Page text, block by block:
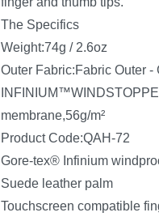
The Specifics
Weight:74g / 2.6oz
Outer Fabric:Fabric Outer
membrane,56g/m²
Product Code:QAH-72
Gore-tex® Infinium
Suede leather palm
Touchscreen compatible